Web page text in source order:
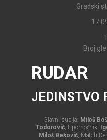
Gradski
Broj
RUDAR
JEDINSTVO
Glavni sudija: Miloš
Todorović, II pomoćnik:
Miloš Bešović, Match